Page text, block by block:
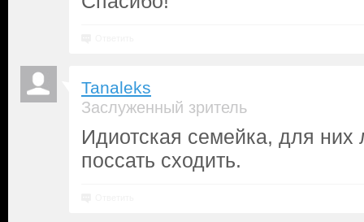
Tanaleks
Заслуженный зритель
Идиотская семейка, для них
поссать сходить.